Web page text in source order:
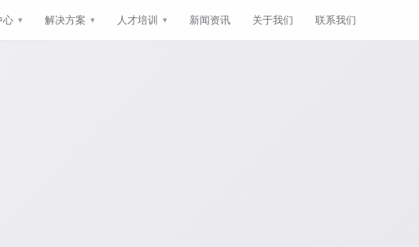
心 解决方案 人才培训 新闻资讯 关于我们 联系我们